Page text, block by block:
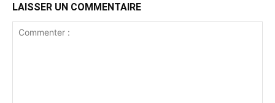
LAISSER UN COMMENTAIRE